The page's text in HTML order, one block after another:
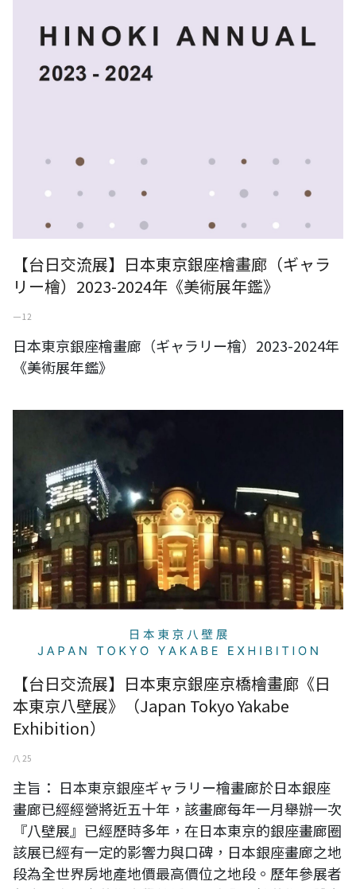
【台日交流展】日本東京銀座檜畫廊（ギャラ
リー檜）2023-2024年《美術展年鑑》
一 12
日本東京銀座檜畫廊（ギャラリー檜）2023-2024年
《美術展年鑑》
【台日交流展】日本東京銀座京橋檜畫廊《日
本東京八壁展》（Japan Tokyo Yakabe
Exhibition）
八 25
主旨： 日本東京銀座ギャラリー檜畫廊於日本銀座
畫廊已經經營將近五十年，該畫廊每年一月舉辦一次
『八壁展』已經歷時多年，在日本東京的銀座畫廊圈
該展已經有一定的影響力與口碑，日本銀座畫廊之地
段為全世界房地產地價最高價位之地段。歷年參展者